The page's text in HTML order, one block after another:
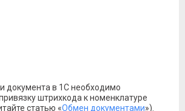
документа в 1С необходимо
штрихкода к номенклатуре
статью «Обмен документами»).